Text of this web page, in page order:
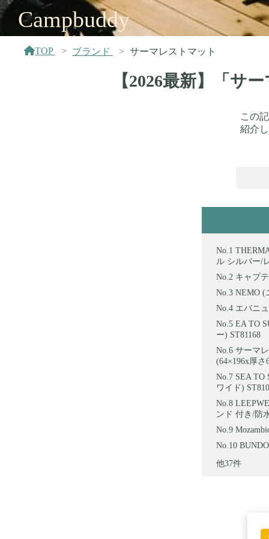
Campbuddy
TOP ブランド サーマレストマット
【2026最新】「サ
この
紹介
ル シルバー/
キャプ
NEMO (
エバニ
EA TO
ー) ST81168
サーマ
(64×196x厚
SEA TO
ワイド)
ンド 付き/防
他37件